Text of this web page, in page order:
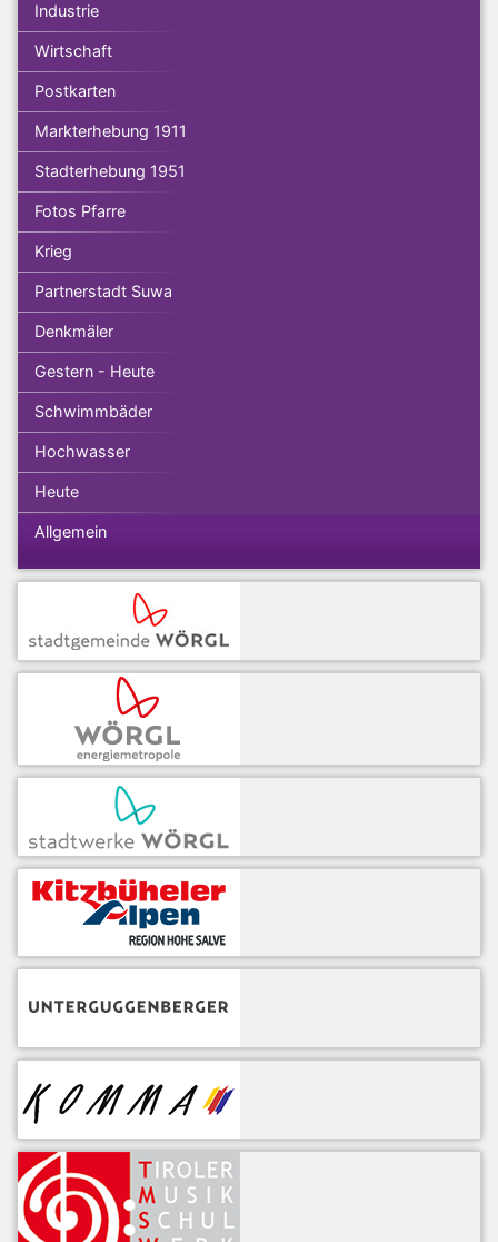
Industrie
Wirtschaft
Postkarten
Markterhebung 1911
Stadterhebung 1951
Fotos Pfarre
Krieg
Partnerstadt Suwa
Denkmäler
Gestern - Heute
Schwimmbäder
Hochwasser
Heute
Allgemein